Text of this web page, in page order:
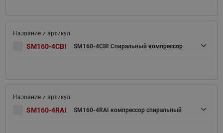
SM160-4CBI SM160-4CBI Спиральный компрессор
SM160-4RAI SM160-4RAI компрессор спиральный